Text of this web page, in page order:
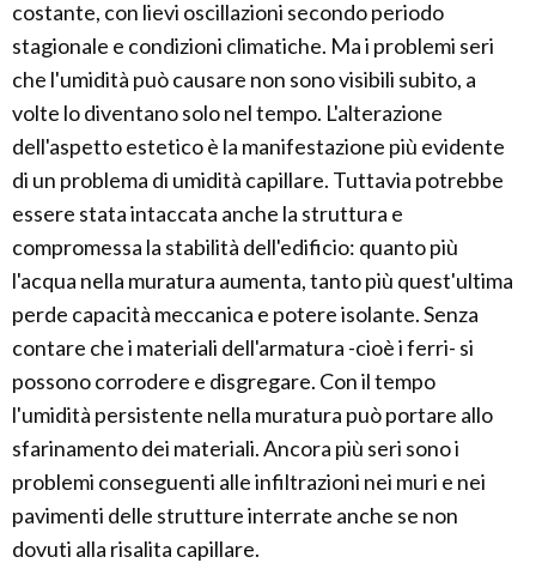
costante, con lievi oscillazioni secondo periodo
stagionale e condizioni climatiche. Ma i problemi seri
che l'umidità può causare non sono visibili subito, a
volte lo diventano solo nel tempo. L'alterazione
dell'aspetto estetico è la manifestazione più evidente
di un problema di umidità capillare. Tuttavia potrebbe
essere stata intaccata anche la struttura e
compromessa la stabilità dell'edificio: quanto più
l'acqua nella muratura aumenta, tanto più quest'ultima
perde capacità meccanica e potere isolante. Senza
contare che i materiali dell'armatura -cioè i ferri- si
possono corrodere e disgregare. Con il tempo
l'umidità persistente nella muratura può portare allo
sfarinamento dei materiali. Ancora più seri sono i
problemi conseguenti alle infiltrazioni nei muri e nei
pavimenti delle strutture interrate anche se non
dovuti alla risalita capillare.